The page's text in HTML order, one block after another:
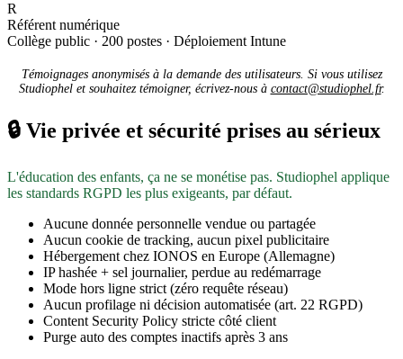
R
Référent numérique
Collège public · 200 postes · Déploiement Intune
Témoignages anonymisés à la demande des utilisateurs. Si vous utilisez
Studiophel et souhaitez témoigner, écrivez-nous à contact@studiophel.fr.
🔒 Vie privée et sécurité prises au sérieux
L'éducation des enfants, ça ne se monétise pas. Studiophel applique
les standards RGPD les plus exigeants, par défaut.
Aucune donnée personnelle vendue ou partagée
Aucun cookie de tracking, aucun pixel publicitaire
Hébergement chez IONOS en Europe (Allemagne)
IP hashée + sel journalier, perdue au redémarrage
Mode hors ligne strict (zéro requête réseau)
Aucun profilage ni décision automatisée (art. 22 RGPD)
Content Security Policy stricte côté client
Purge auto des comptes inactifs après 3 ans